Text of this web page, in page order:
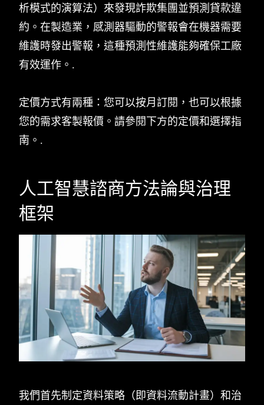
析模式的演算法）來發現詐欺集團並預測貸款違
約。在製造業，感測器驅動的警報會在機器需要
維護時發出警報，這種預測性維護能夠確保工廠
有效運作。.
定價方式有兩種：您可以按月訂閱，也可以根據
您的需求客製報價。請參閱下方的定價和選擇指
南。.
人工智慧諮商方法論與治理
框架
我們首先制定資料策略（即資料流動計畫）和治